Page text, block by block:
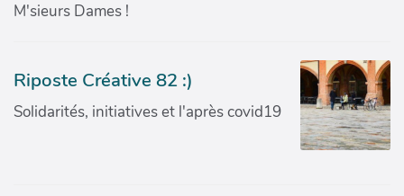
M'sieurs Dames !
Riposte Créative 82 :)
Solidarités, initiatives et l'après covid19